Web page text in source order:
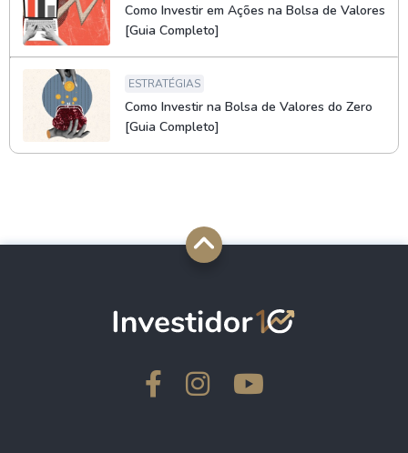
Como Investir em Ações na Bolsa de Valores
[Guia Completo]
ESTRATÉGIAS
Como Investir na Bolsa de Valores do Zero
[Guia Completo]